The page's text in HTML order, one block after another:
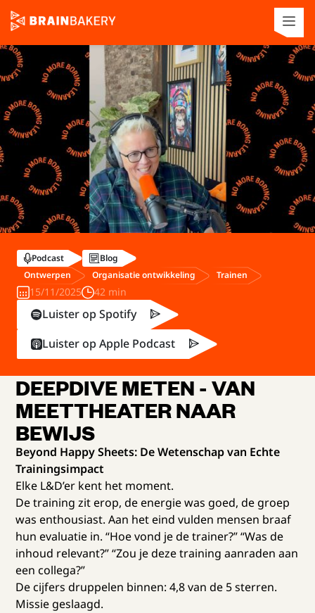
DEEPDIVE METEN - VAN
MEETTHEATER NAAR
BEWIJS
Beyond Happy Sheets: De Wetenschap van Echte
Trainingsimpact
Elke L&D’er kent het moment.
De training zit erop, de energie was goed, de groep
was enthousiast. Aan het eind vulden mensen braaf
hun evaluatie in. “Hoe vond je de trainer?” “Was de
inhoud relevant?” “Zou je deze training aanraden aan
een collega?”
De cijfers druppelen binnen: 4,8 van de 5 sterren.
Missie geslaagd.
Podcast
Blog
Ontwerpen
Organisatie ontwikkeling Trainen
15/11/2025 42 min
Luister op Spotify
Luister op Apple Podcast